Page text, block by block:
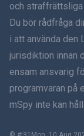
עברית
och
Du bör rådfråga
i att använda den
jurisdiktion innan
ensam ansvarig
programvaran på
mSpy inte kan